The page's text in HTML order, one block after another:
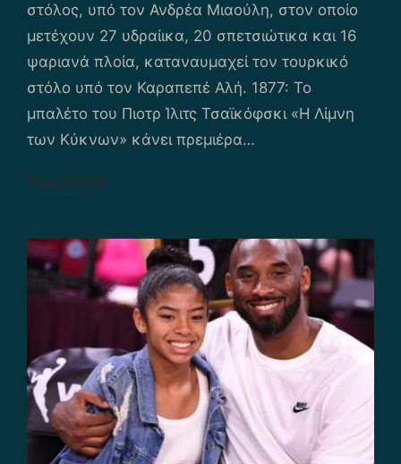
στόλος, υπό τον Ανδρέα Μιαούλη, στον οποίο
μετέχουν 27 υδραίικα, 20 σπετσιώτικα και 16
ψαριανά πλοία, καταναυμαχεί τον τουρκικό
στόλο υπό τον Καραπεπέ Αλή. 1877: Το
μπαλέτο του Πιοτρ Ίλιτς Τσαϊκόφσκι «Η Λίμνη
των Κύκνων» κάνει πρεμιέρα…
Read More